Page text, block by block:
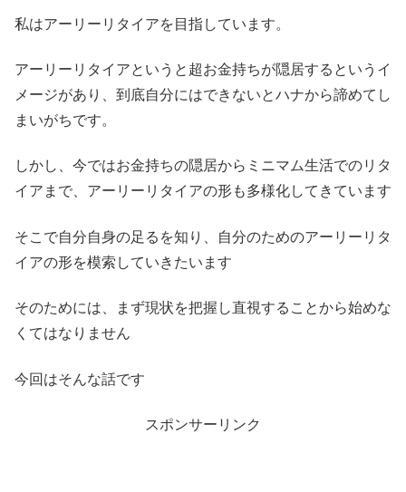
私はアーリーリタイアを目指しています。
アーリーリタイアというと超お金持ちが隠居するというイ
メージがあり、到底自分にはできないとハナから諦めてし
まいがちです。
しかし、今ではお金持ちの隠居からミニマム生活でのリタ
イアまで、アーリーリタイアの形も多様化してきています
そこで自分自身の足るを知り、自分のためのアーリーリタ
イアの形を模索していきたいます
そのためには、まず現状を把握し直視することから始めな
くてはなりません
今回はそんな話です
スポンサーリンク